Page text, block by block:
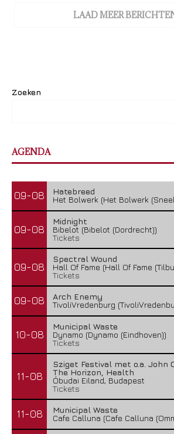
LAAD MEER
Zoeken
AGENDA
09-08
Hatebreed
Het Bolwerk (Het Bolwerk
09-08
Midnight
Bibelot (Bibelot (Dordrecht))
Tickets
09-08
Spectral Wound
Hall Of Fame (Hall Of Fame
Tickets
09-08
Arch Enemy
TivoliVredenburg
10-08
Municipal Waste
Dynamo (Dynamo (Eindhoven))
Tickets
11-08
Sziget Festival met o.a. John
The Horizon, Health
Óbudai Eiland, Budapest
Tickets
11-08
Municipal Waste
Cafe Calluna (Cafe Calluna